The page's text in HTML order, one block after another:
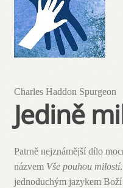
Balíčky
Poukazy
Můj účet
Blog
Odebírej novinky!
Charles Haddon Spurgeon
Jedině
Patrně nejznámější dílo
názvem Vše pouhou milostí
jednoduchým jazykem